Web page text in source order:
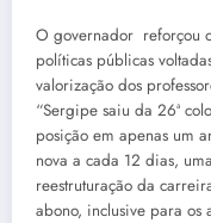
O governador reforçou
políticas públicas
valorização dos
“Sergipe saiu da 26ª
posição em apenas um
nova a cada 12 dias,
reestruturação da
abono, inclusive para os